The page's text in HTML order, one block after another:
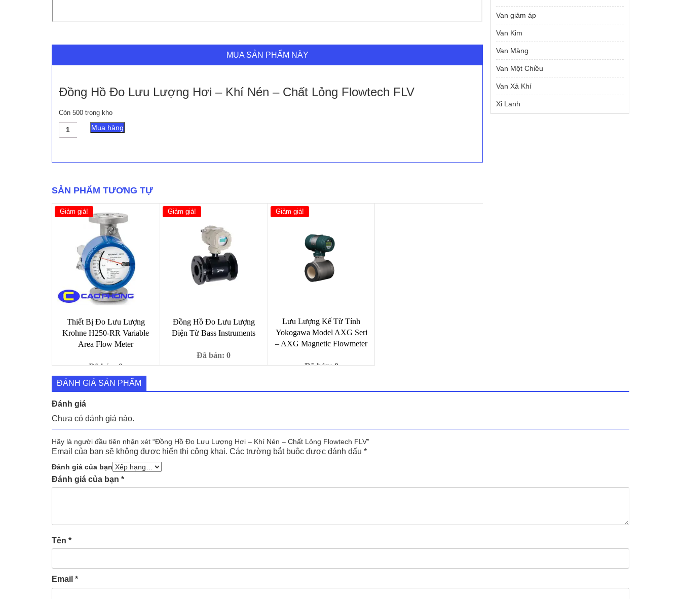
MUA SẢN PHẨM NÀY
Đồng Hồ Đo Lưu Lượng Hơi – Khí Nén – Chất Lỏng Flowtech FLV
Còn 500 trong kho
Đồng
Lượng
Khí
-
Chất
lượng
Mua hàng
SẢN PHẨM TƯƠNG TỰ
Giảm giá!
Thiết Bị Đo Lưu Lượng
Krohne H250-RR Variable
Area Flow Meter
Đã bán: 0
9,000₫ Giá
gốc
9,000 ₫.
1,000₫Giá
hiện
1,000 ₫.
Giảm giá!
Đồng Hồ Đo Lưu Lượng
Điện Từ Bass Instruments
Đã bán: 0
là:
tại
Giảm giá!
Lưu Lượng Kế Từ Tính
Yokogawa Model AXG Seri
– AXG Magnetic Flowmeter
Đã bán: 0
gốc
hiện
Van giảm áp
Van Kim
Van Màng
Van Một Chiều
Van Xả Khí
Xi Lanh
ĐÁNH GIÁ SẢN PHẨM
Đánh giá
Chưa có đánh giá nào.
Hãy là người đầu tiên nhận xét “Đồng Hồ Đo Lưu Lượng Hơi – Khí Nén – Chất Lỏng Flowtech FLV”
Email của bạn sẽ không được hiển thị công khai. Các trường bắt buộc được đánh dấu *
Đánh giá của bạn
Đánh giá của bạn *
Tên *
Email *